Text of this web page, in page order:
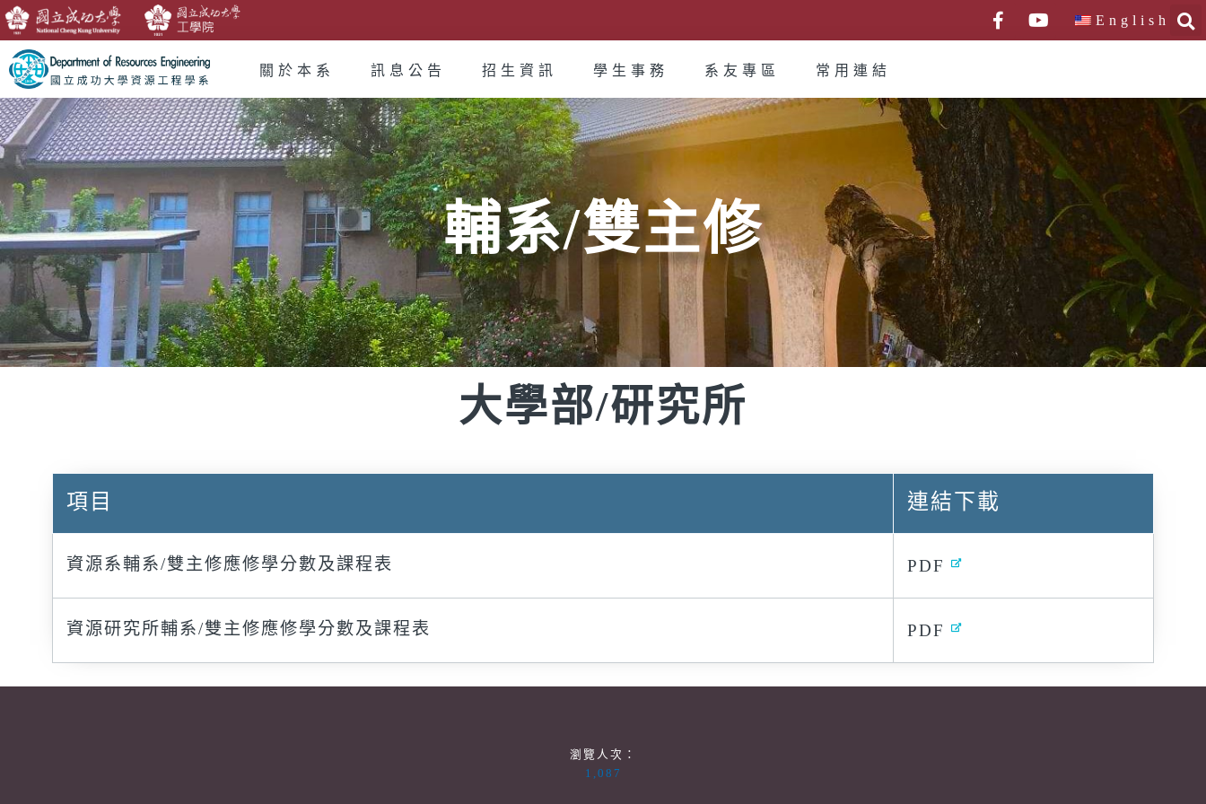
English
關於本系 訊息公告 招生資訊 學生事務 系友專區 常用連結
輔系/雙主修
大學部/研究所
項目 連結下載
資源系輔系/雙主修應修學分數及課程表 PDF
資源研究所輔系/雙主修應修學分數及課程表 PDF
瀏覽人次：
1,087